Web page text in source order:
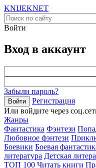
KNIJEKNET
Войти
Вход в аккаунт
Забыли пароль?
Войти
Регистрация
Или войдите через
Жанры
Фантастика Фэнтези
Любовное фэнтези
Боевики Боевая
литература Детская
ТОП 100 Читать книги